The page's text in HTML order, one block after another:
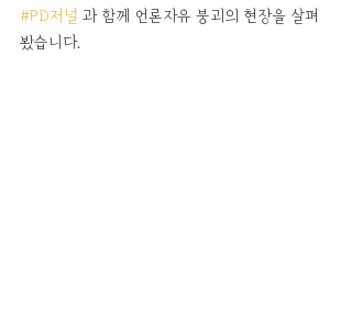
#PD저널 과 함께 언론자유 붕괴의 현장을 살펴
봤습니다.